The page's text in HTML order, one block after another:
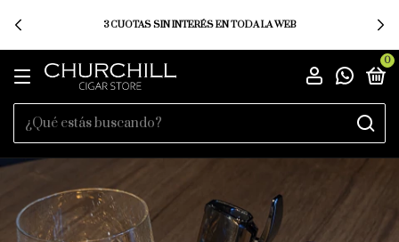
3 CUOTAS SIN INTERÉS EN TODA LA WEB
0